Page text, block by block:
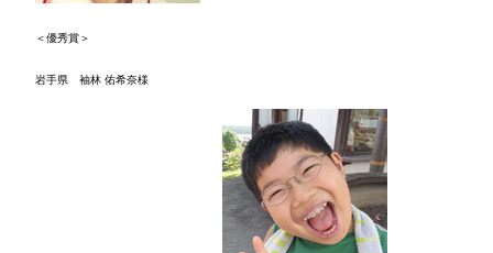
＜優秀賞＞
岩手県 袖林 佑希奈様